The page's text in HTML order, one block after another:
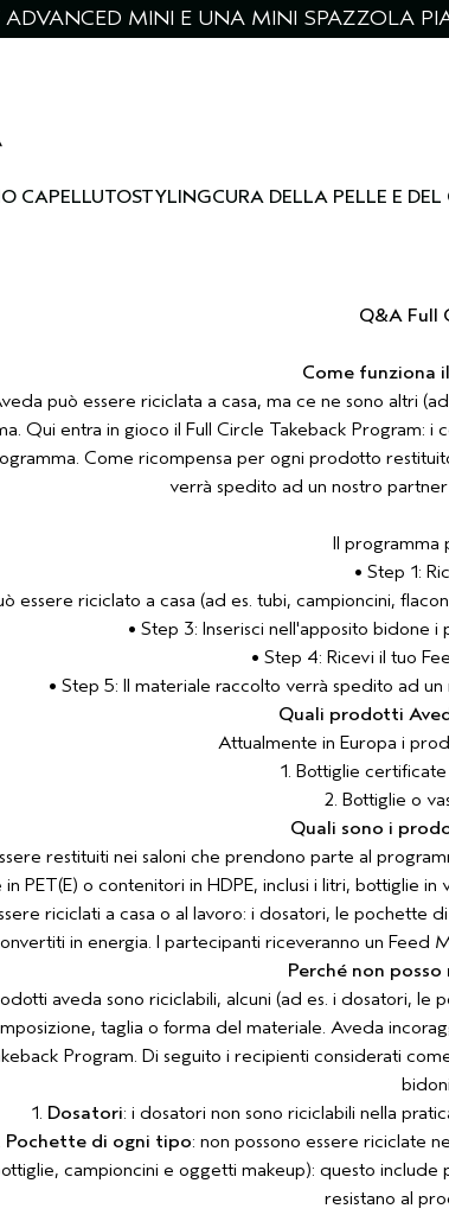
ADVANCED MINI E UNA MINI SPAZZOLA
CAPELLUTOSTYLINGCURA DELLA PELLE E DEL
Q&A Full
Come funziona
può essere riciclata a casa, ma ce ne sono altri
Qui entra in gioco il Full Circle Takeback Program:
Come ricompensa per ogni prodotto
verrà spedito ad un nostro
Il programma
• Step 1:
essere riciclato a casa (ad es. tubi, campioncini,
• Step 3: Inserisci nell'apposito bidone
• Step 4: Ricevi il tuo
• Step 5: Il materiale raccolto verrà spedito ad
Quali prodotti
Attualmente in Europa i
1. Bottiglie
2. Bottiglie o
Quali sono i
restituiti nei saloni che prendono parte al
PET(E) o contenitori in HDPE, inclusi i litri, bottiglie
riciclati a casa o al lavoro: i dosatori, le
in energia. I partecipanti riceveranno un
Perché non
aveda sono riciclabili, alcuni (ad es. i dosatori,
taglia o forma del materiale. Aveda
Program. Di seguito i recipienti considerati
1. Dosatori: i dosatori non sono riciclabili nella
Pochette di ogni tipo: non possono essere riciclate
campioncini e oggetti makeup): questo
resistano al